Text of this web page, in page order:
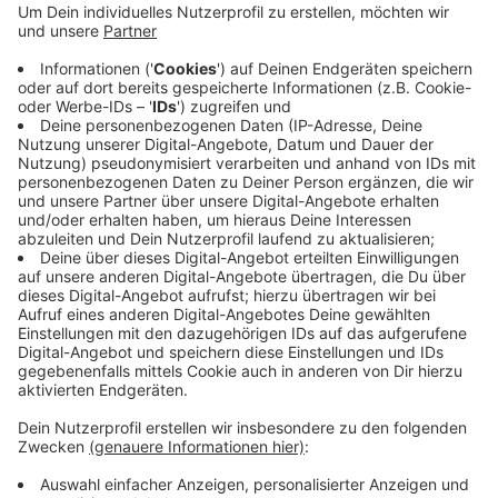
Habt Ihr Arnold gesehen?
Anzeige
Habt Ihr den Hund Arnold gesehen, dann meldet euch
gerne unter der Nummer 015562511422 oder im
Tierheim Ahaus. Danke!
Anzeige
Anzeige